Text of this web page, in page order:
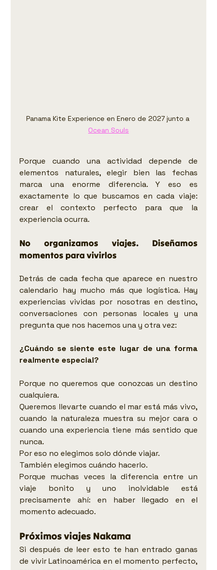
Panama Kite Experience en Enero de 2027 junto a
Ocean Souls
Porque cuando una actividad depende de
elementos naturales, elegir bien las fechas
marca una enorme diferencia. Y eso es
exactamente lo que buscamos en cada viaje:
crear el contexto perfecto para que la
experiencia ocurra.
No organizamos viajes. Diseñamos
momentos para vivirlos
Detrás de cada fecha que aparece en nuestro
calendario hay mucho más que logística. Hay
experiencias vividas por nosotras en destino,
conversaciones con personas locales y una
pregunta que nos hacemos una y otra vez:
¿Cuándo se siente este lugar de una forma
realmente especial?
Porque no queremos que conozcas un destino
cualquiera.
Queremos llevarte cuando el mar está más vivo,
cuando la naturaleza muestra su mejor cara o
cuando una experiencia tiene más sentido que
nunca.
Por eso no elegimos solo dónde viajar.
También elegimos cuándo hacerlo.
Porque muchas veces la diferencia entre un
viaje bonito y uno inolvidable está
precisamente ahí: en haber llegado en el
momento adecuado.
Próximos viajes Nakama
Si después de leer esto te han entrado ganas
de vivir Latinoamérica en el momento perfecto,